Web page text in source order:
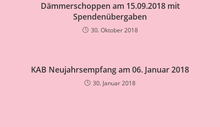
Dämmerschoppen am 15.09.2018 mit
Spendenübergaben
30. Oktober 2018
KAB Neujahrsempfang am 06. Januar 2018
30. Januar 2018